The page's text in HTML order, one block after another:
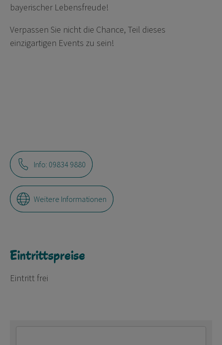
bayerischer Lebensfreude!
Verpassen Sie nicht die Chance, Teil dieses
einzigartigen Events zu sein!
Info: 09834 9880
Weitere Informationen
Eintrittspreise
Eintritt frei